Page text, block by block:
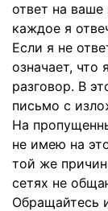
ответ на
каждое я
Если я не
означает, что
разговор. В
письмо с
На
не имею на
той же
сетях не
Обращайтесь